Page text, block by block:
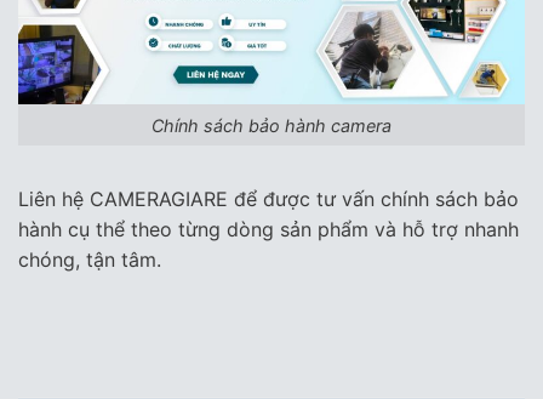
Chính sách bảo hành camera
Liên hệ CAMERAGIARE để được tư vấn chính sách bảo
hành cụ thể theo từng dòng sản phẩm và hỗ trợ nhanh
chóng, tận tâm.